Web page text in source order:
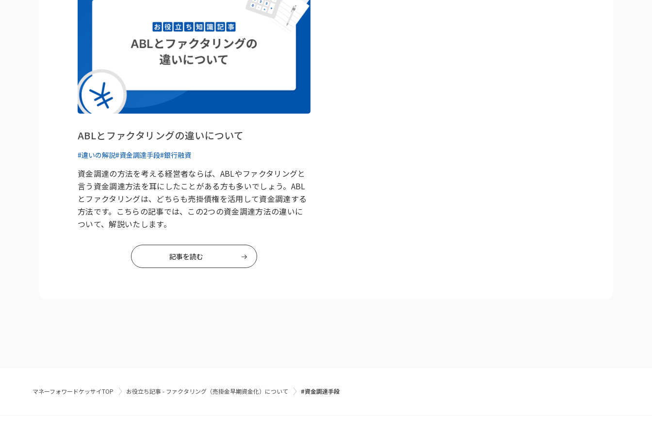
ABLとファクタリングの違いについて
#違いの解説#資金調達手段#銀行融資
資金調達の方法を考える経営者ならば、ABLやファクタリングと
言う資金調達方法を耳にしたことがある方も多いでしょう。ABL
とファクタリングは、どちらも売掛債権を活用して資金調達する
方法です。こちらの記事では、この2つの資金調達方法の違いに
ついて、解説いたします。
記事を読む
マネーフォワードケッサイTOP お役立ち記事 - ファクタリング（売掛金早期資金化）について #資金調達手段